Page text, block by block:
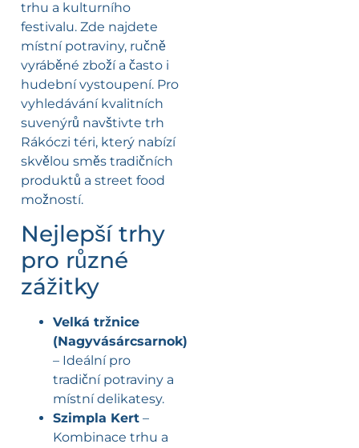
trhu a kulturního
festivalu. Zde najdete
místní potraviny, ručně
vyráběné zboží a často i
hudební vystoupení. Pro
vyhledávání kvalitních
suvenýrů navštivte trh
Rákóczi téri, který nabízí
skvělou směs tradičních
produktů a street food
možností.
Nejlepší trhy
pro různé
zážitky
Velká tržnice
(Nagyvásárcsarnok)
– Ideální pro
tradiční potraviny a
místní delikatesy.
Szimpla Kert –
Kombinace trhu a